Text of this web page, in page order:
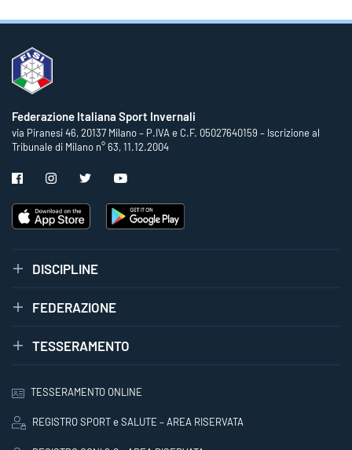
Federazione Italiana Sport Invernali
via Piranesi 46, 20137 Milano – P.IVA e C.F. 05027640159 – Iscrizione al
Tribunale di Milano n° 63, 11.12.2004
DISCIPLINE
FEDERAZIONE
TESSERAMENTO
TESSERAMENTO ONLINE
REGISTRO SPORT e SALUTE – AREA RISERVATA